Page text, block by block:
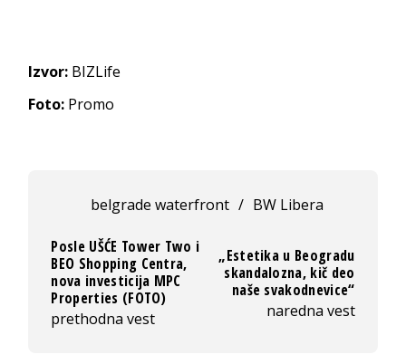
Izvor: BIZLife
Foto: Promo
belgrade waterfront / BW Libera
Posle UŠĆE Tower Two i
BEO Shopping Centra,
nova investicija MPC
Properties (FOTO)
prethodna vest
„Estetika u Beogradu
skandalozna, kič deo
naše svakodnevice“
naredna vest